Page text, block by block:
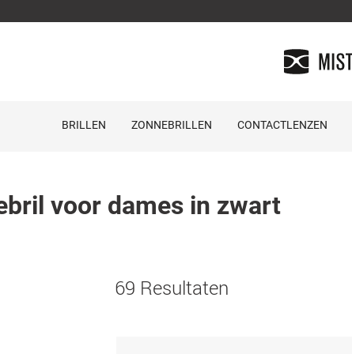
BRILLEN ZONNEBRILLEN CONTACTLENZEN
voor dames in zwart
69 Resultaten